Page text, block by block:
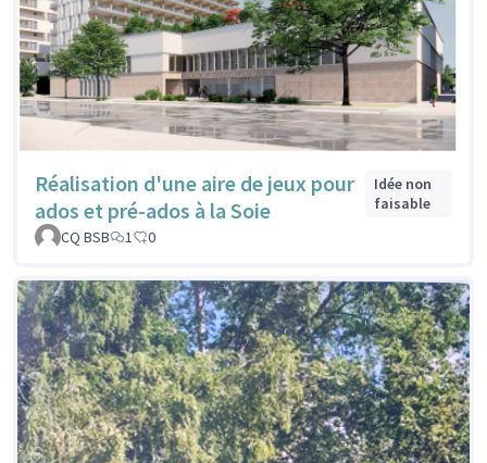
Réalisation d'une aire de jeux pour
ados et pré-ados à la Soie
Idée non
faisable
CQ BSB
1 0